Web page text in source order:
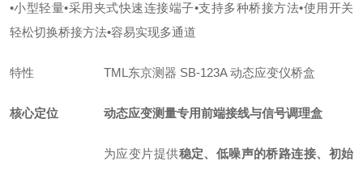
•小型轻量•采用夹式快速连接端子•支持多种桥接方法•使用开关
轻松切换桥接方法•容易实现多通道
特性 TML东京测器 SB-123A 动态应变仪桥盒
核心定位 动态应变测量专用前端接线与信号调理盒
为应变片提供稳定、低噪声的桥路连接、初始